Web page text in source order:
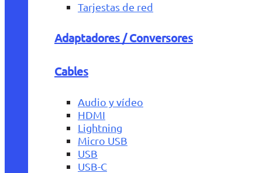
Tarjestas de red
Adaptadores / Conversores
Cables
Audio y vídeo
HDMI
Lightning
Micro USB
USB
USB-C